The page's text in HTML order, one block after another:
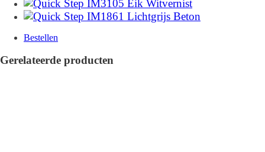
Bestellen
Gerelateerde producten